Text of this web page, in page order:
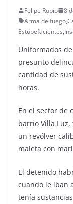
Felipe Rubio 8
Arma de fuego,
Estupefacientes,
Uniformados
presunto
cantidad de
horas.
En el sector de
barrio Villa
un revólver
maleta con
El detenido
cuando le iban
tenía